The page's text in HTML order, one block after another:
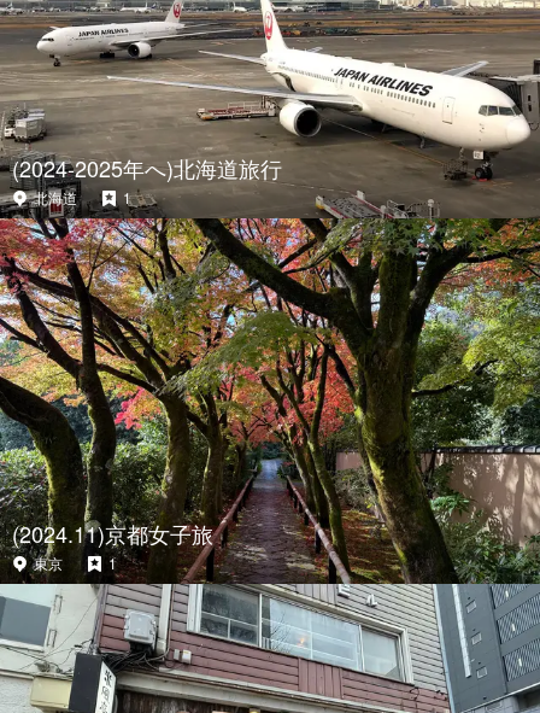
(2024-2025年へ)北海道旅行
北海道 1
(2024.11)京都女子旅
東京 1